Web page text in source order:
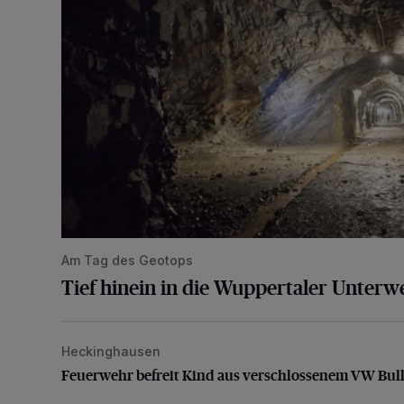
Am Tag des Geotops
Tief hinein in die Wuppertaler
Feuerwehr befreit Kind aus verschlossenem VW Bulli
Heckinghausen
Feuerwehr befreit Kind aus verschlossenem VW